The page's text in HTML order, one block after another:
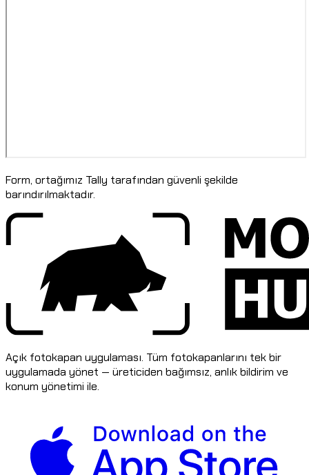
Form, ortağımız Tally tarafından güvenli şekilde
barındırılmaktadır.
Açık fotokapan uygulaması. Tüm fotokapanlarını tek bir
uygulamada yönet — üreticiden bağımsız, anlık bildirim ve
konum yönetimi ile.